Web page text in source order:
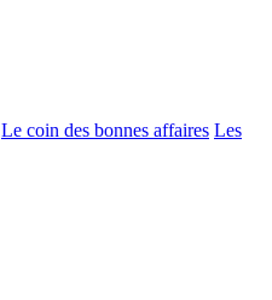
Le coin des bonnes affaires Les